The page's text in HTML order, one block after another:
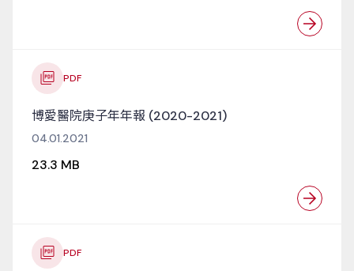
PDF
博愛醫院庚子年年報 (2020-2021)
04.01.2021
23.3 MB
PDF